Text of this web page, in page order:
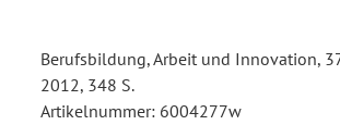
Berufsbildung, Arbeit und Innovation,
2012, 348 S.
Artikelnummer: 6004277w